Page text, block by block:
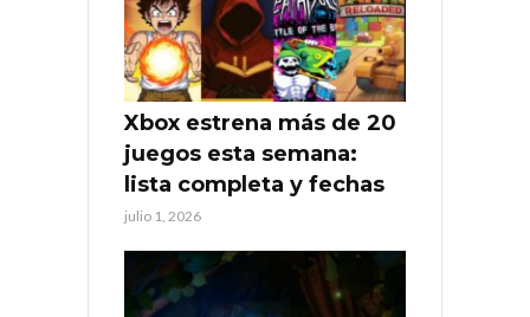
Xbox estrena más de 20
juegos esta semana:
lista completa y fechas
julio 1, 2026